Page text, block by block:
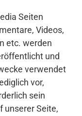
Seiten
Videos,
etc. werden
und
verwendet
vor,
sein
unserer Seite,